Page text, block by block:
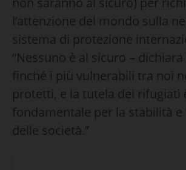
l’attenzione del mondo sulla
sistema di protezione
“Nessuno è al sicuro – dichiara
finché i più vulnerabili tra noi
protetti, e la tutela dei rifugiati
fondamentale per la stabilità e
delle società.”